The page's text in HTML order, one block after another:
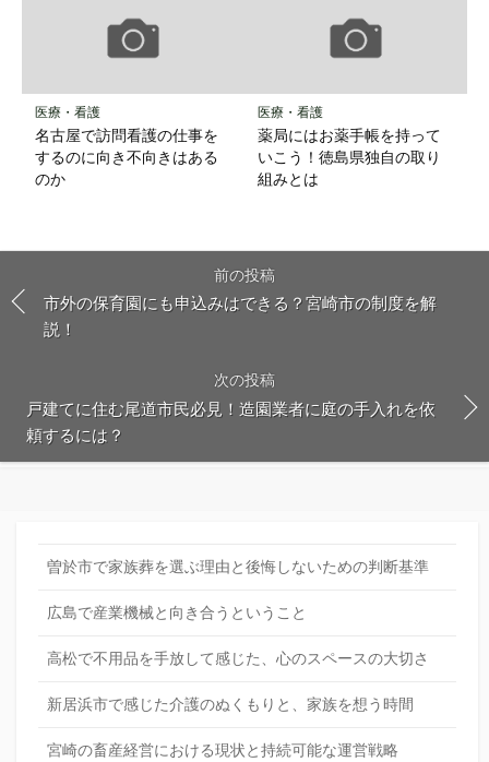
医療・看護
名古屋で訪問看護の仕事を
するのに向き不向きはある
のか
医療・看護
薬局にはお薬手帳を持って
いこう！徳島県独自の取り
組みとは
前の投稿
市外の保育園にも申込みはできる？宮崎市の制度を解
説！
次の投稿
戸建てに住む尾道市民必見！造園業者に庭の手入れを依
頼するには？
曽於市で家族葬を選ぶ理由と後悔しないための判断基準
広島で産業機械と向き合うということ
高松で不用品を手放して感じた、心のスペースの大切さ
新居浜市で感じた介護のぬくもりと、家族を想う時間
宮崎の畜産経営における現状と持続可能な運営戦略